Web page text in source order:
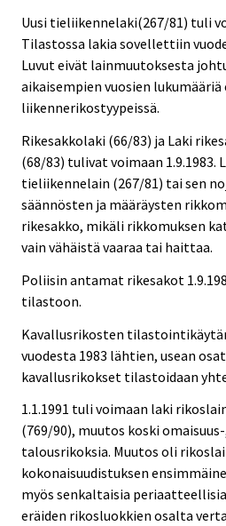
Uusi tieliikennelaki(267/81) tuli
Tilastossa lakia sovellettiin
Luvut eivät lainmuutoksesta
aikaisempien vuosien lukumääriä
liikennerikostyypeissä.
Rikesakkolaki (66/83) ja Laki
(68/83) tulivat voimaan 1.9.1983.
tieliikennelain (267/81) tai sen
säännösten ja määräysten
rikesakko, mikäli rikkomuksen
vain vähäistä vaaraa tai haittaa.
Poliisin antamat rikesakot
tilastoon.
Kavallusrikosten
vuodesta 1983 lähtien, usean
kavallusrikokset tilastoidaan
1.1.1991 tuli voimaan laki
(769/90), muutos koski
talousrikoksia. Muutos oli
kokonaisuudistuksen
myös senkaltaisia
eräiden rikosluokkien osalta